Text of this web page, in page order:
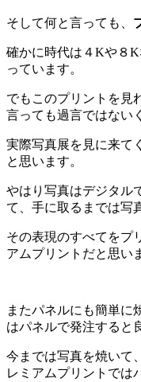
そして何と言っても、
確かに時代は４Kや８
っています。
でもこのプリントを見
言っても過言ではない
実際写真展を見に来て
と思います。
やはり写真はデジタル
て、手に取るまでは写
その表現のすべてをプ
アムプリントだと思い
またパネルにも簡単に
はパネルで発注すると
今までは写真を焼いて
レミアムプリントでは